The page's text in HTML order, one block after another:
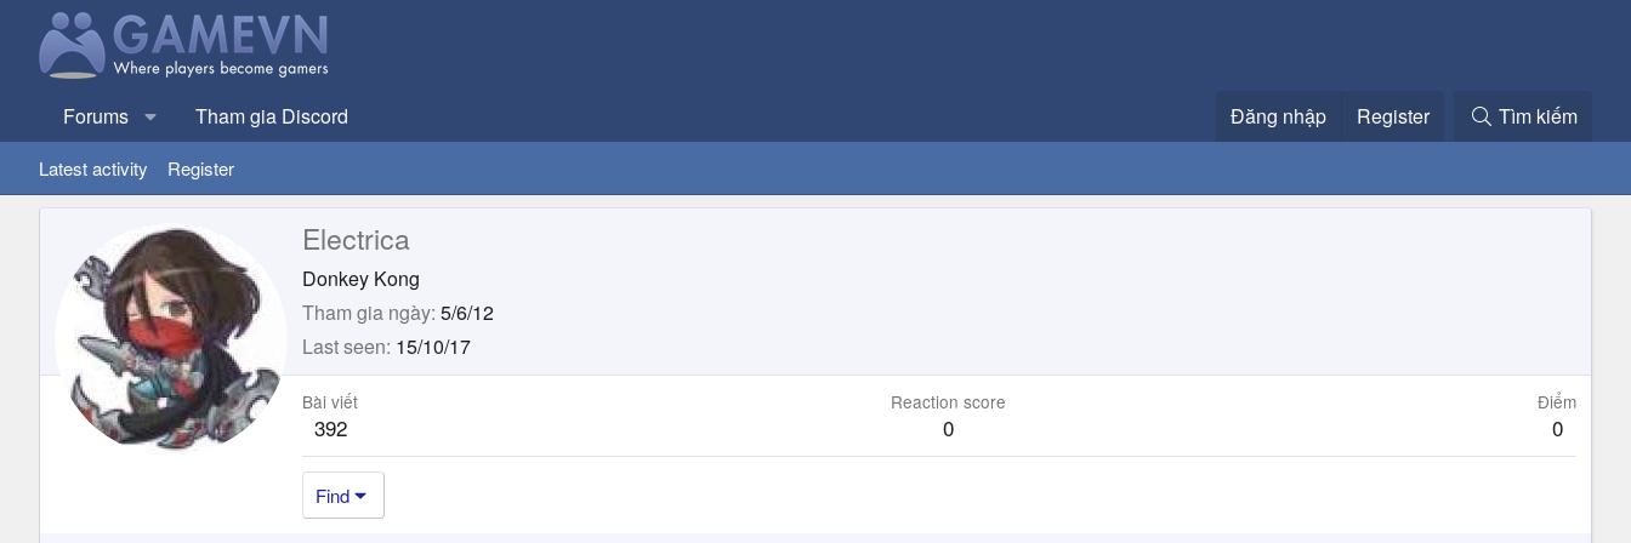
Forums Tham gia Discord Đăng nhập Register Tìm kiếm
Latest activity Register
Electrica
Donkey Kong
Tham gia ngày 5/6/12
Last seen 15/10/17
Bài viết
392
Reaction score
0
Điểm
0
Find